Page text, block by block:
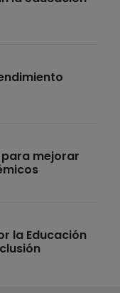
mejorar
la Educación